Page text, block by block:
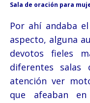
Sala de oración para
Por ahí andaba
aspecto, alguna
devotos fieles
diferentes salas
atención ver
que afeaban